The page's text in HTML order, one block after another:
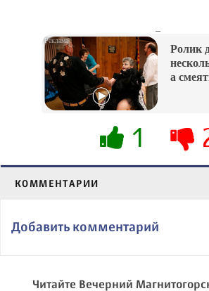
Ролик
а
1
КОММЕНТАРИИ
Добавить комментарий
Читайте Вечерний